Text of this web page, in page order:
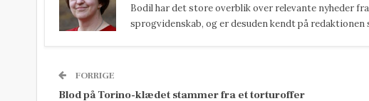
Bodil har det store overblik over relevante nyheder
sprogvidenskab, og er desuden kendt på
FORRIGE
Blod på Torino-klædet stammer fra et torturoffer